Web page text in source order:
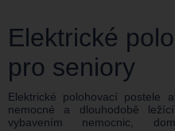
Elektrické
pro seniory
Elektrické polohovací
nemocné a dlouhodobě
vybavením nemocnic,